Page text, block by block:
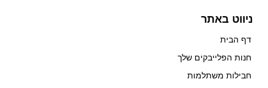
ניווט באתר
דף הבית
חנות הפלייבקים שלך
חבילות משתלמות